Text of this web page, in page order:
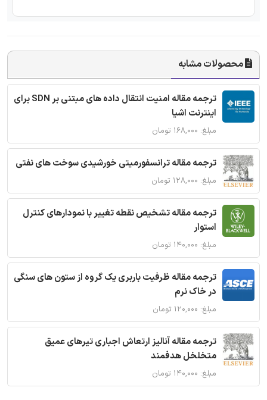
محصولات مشابه
ترجمه مقاله امنیت انتقال داده های مبتنی بر SDN برای
اینترنت اشیا
مبلغ: ۱۶۸,۰۰۰ تومان
ترجمه مقاله ترانسفورمیتی خورشیدی سوخت های نفتی
مبلغ: ۱۲۸,۰۰۰ تومان
ترجمه مقاله تشخیص نقطه تغییر با نمودارهای کنترل
استوار
مبلغ: ۱۴۰,۰۰۰ تومان
ترجمه مقاله ظرفیت باربری یک گروه از ستون های سنگی
در خاک نرم
مبلغ: ۱۲۰,۰۰۰ تومان
ترجمه مقاله آنالیز ارتعاش اجباری تیرهای عمیق
متخلخل هدفمند
مبلغ: ۱۴۰,۰۰۰ تومان